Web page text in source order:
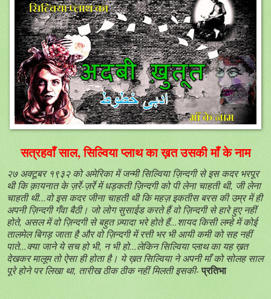
सत्रहवाँ साल, सिल्विया प्लाथ का ख़त उसकी माँ के नाम
२७ अक्टूबर १९३२ को अमेरिका में जन्मी सिल्विया ज़िन्दगी से इस कदर भरपूर
थी कि क़ायनात के ज़र्रे-ज़र्रे में धड़कती ज़िन्दगी को पी लेना चाहती थी, जी लेना
चाहती थी...वो इस कदर जीना चाहती थी कि महज़ इकतीस बरस की उम्र में ही
अपनी ज़िन्दगी गँवा बैठी। जो लोग सुसाईड करते हैं वो ज़िन्दगी से हारे हुए नहीं
होते, असल में वो ज़िन्दगी से बहुत ज़्यादा भरे होते हैं...शायद किसी लम्हे में कोई
तालमेल बिगड़ जाता है और वो ज़िन्दगी में रत्ती भर भी आयी कमी को सह नहीं
पाते...क्या जाने ये सच हो भी, न भी हो...लेकिन सिल्विया प्लाथ का यह ख़त
देखकर मालूम तो ऐसा ही होता है। ये ख़त सिल्विया ने अपनी माँ को सोलह साल
पूरे होने पर लिखा था, तारीख ठीक ठीक नहीं मिलती इसकी-प्रतिभा